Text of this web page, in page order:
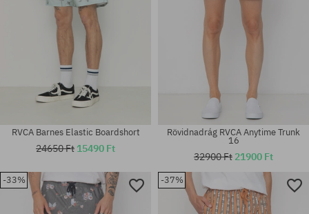
Elérhető méretek:
Elérhető méretek:
RVCA Barnes Elastic Boardshort
24650 Ft 15490 Ft
Rövidnadrág RVCA Anytime Trunk
16
32900 Ft 21900 Ft
-33% -37%